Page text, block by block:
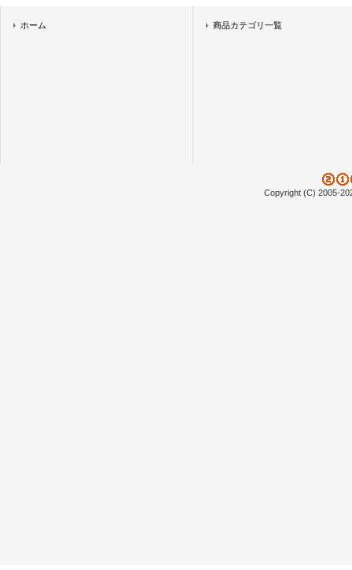
ホーム 商品カテゴリ一覧
Copyright (C) 2005-